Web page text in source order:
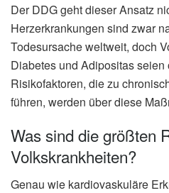
Der DDG geht dieser Ansatz
Herzerkrankungen sind zwar
Todesursache weltweit, doch
Diabetes und Adipositas
Risikofaktoren, die zu
führen, werden über diese
Was sind die größten
Volkskrankheiten?
Genau wie kardiovaskuläre